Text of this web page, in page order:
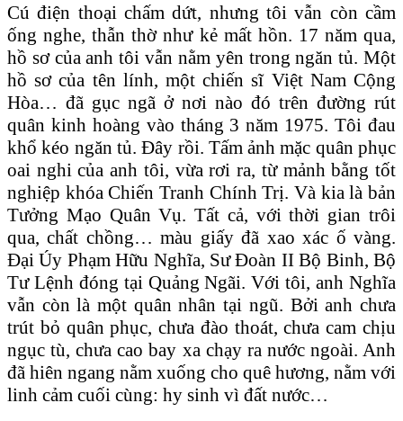
Cú điện thoại chấm dứt, nhưng tôi vẫn còn cầm
ống nghe, thẫn thờ như kẻ mất hồn. 17 năm qua,
hồ sơ của anh tôi vẫn nằm yên trong ngăn tủ. Một
hồ sơ của tên lính, một chiến sĩ Việt Nam Cộng
Hòa… đã gục ngã ở nơi nào đó trên đường rút
quân kinh hoàng vào tháng 3 năm 1975. Tôi đau
khổ kéo ngăn tủ. Đây rồi. Tấm ảnh mặc quân phục
oai nghi của anh tôi, vừa rơi ra, từ mảnh bằng tốt
nghiệp khóa Chiến Tranh Chính Trị. Và kia là bản
Tưởng Mạo Quân Vụ. Tất cả, với thời gian trôi
qua, chất chồng… màu giấy đã xao xác ố vàng.
Đại Úy Phạm Hữu Nghĩa, Sư Đoàn II Bộ Binh, Bộ
Tư Lệnh đóng tại Quảng Ngãi. Với tôi, anh Nghĩa
vẫn còn là một quân nhân tại ngũ. Bởi anh chưa
trút bỏ quân phục, chưa đào thoát, chưa cam chịu
ngục tù, chưa cao bay xa chạy ra nước ngoài. Anh
đã hiên ngang nằm xuống cho quê hương, nằm với
linh cảm cuối cùng: hy sinh vì đất nước…